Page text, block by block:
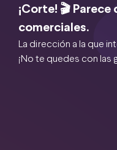
¡Corte! 🎬
comerciales.
La dirección a la que
¡No te quedes con las